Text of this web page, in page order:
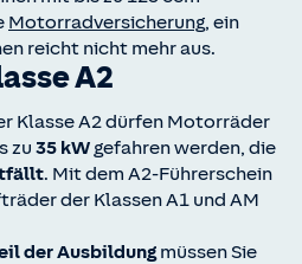
Motorradversicherung, ein
reicht nicht mehr aus.
A2
Klasse A2 dürfen Motorräder
zu 35 kW gefahren werden, die
. Mit dem A2-Führerschein
der Klassen A1 und AM
der Ausbildung müssen Sie